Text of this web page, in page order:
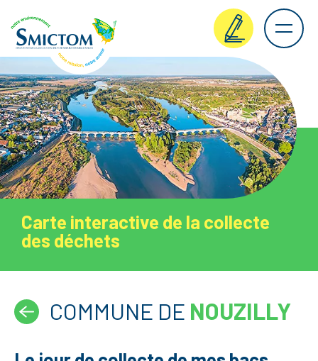
Carte interactive de la collecte
des déchets
COMMUNE DE NOUZILLY